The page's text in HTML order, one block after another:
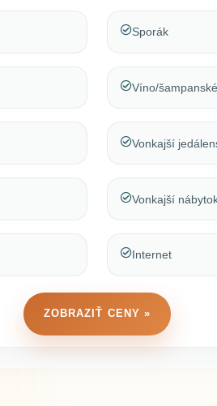
Sporák
Víno/šampanské
Vonkajší
Vonkajší
Internet
ZOBRAZIŤ CENY »